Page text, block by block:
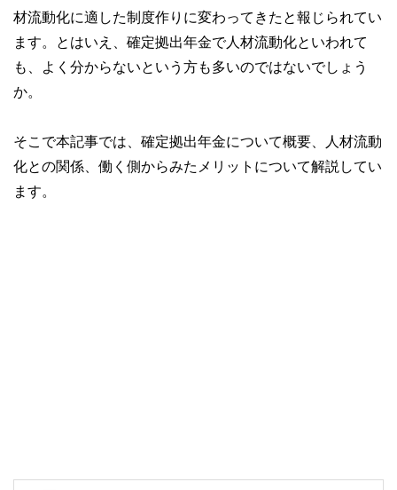
材流動化に適した制度作りに変わってきたと報じられてい
ます。とはいえ、確定拠出年金で人材流動化といわれて
も、よく分からないという方も多いのではないでしょう
か。
そこで本記事では、確定拠出年金について概要、人材流動
化との関係、働く側からみたメリットについて解説してい
ます。